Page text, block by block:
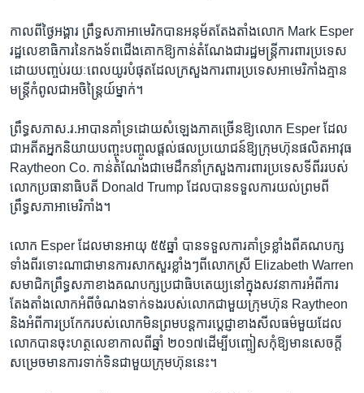
​កាល​ពី​ថ្ងៃ​អង្គារ​ ព្រឹទ្ធសភា​អាមេរិកបានអនុម័ត​តែងតាំង​លោក Mark Esper
រដ្ឋលេខាធិការ​នៃ​កង​ទ័ព​ជើង​គោកឱ្យកាន់តំណែង​ជា​រដ្ឋមន្ត្រី​ការពារ​ប្រទេស​
ដោយ​បញ្ចប់រយៈពេល​យូរ​បំផុត​ដែលក្រសួងការពារ​ប្រទេស​អាមេរិកាំង​គ្មាន
មន្ត្រីកំពូល​ជា​អចិន្ត្រៃយ៍​ម្នាក់។​
ព្រឹទ្ធសភា​ស.រ.អា​បានគាំទ្រ​ដោយ​សំឡេង​ភាគ​ច្រើន​ឱ្យលោក Esper ដែល​
ជា​អតីតអ្នកនិយាយបញ្ចុះបញ្ចូល​ផ្តល់​ផល​ប្រយោជន៍ឱ្យក្រុម​ហ៊ុនផលិតអាវុធ
Raytheon Co. កាន់តំណែង​ជា​មេដឹកនាំ​ក្រសួង​ការពារ​ប្រទេស​ទី​ពីររបស់
លោក​ប្រធានាធិបតី​ Donald Trump ដែល​បានទទួលការ​យល់ព្រម​ពី​
ព្រឹទ្ធសភាអាមេរិកាំង។
លោក Esper ដែលមានអាយុ ៥៥ឆ្នាំ​ បានទទួល​ការគាំទ្រ​ខ្លាំងពីគណបក្ស​
ទាំង​ពីរ​ទោះ​ណា​ជាមាន​ការ​សាកសួរខ្លាំងៗ​ពី​លោកស្រី​ Elizabeth Warren
សមាជិក​ព្រឹទ្ធសភា​ខាងគណបក្សប្រជាធិបតេយ្យ​នៅក្នុង​សវនាការ​អំពី​ការ​
តែងតាំង​លោក​អំពី​ចំណង​ទាក់ទង​របស់លោកជាមួយក្រុម​ហ៊ុន Raytheon
និង​អំពីការ​ប្រកែក​របស់លោក​មិនព្រម​បន្ត​ការ​ប្តេជ្ញា​ខាង​សីលធម៌​មួយ​ដែល
លោកបានចុះហត្ថលេខា​កាលពី​ឆ្នាំ ២០១៧​ដើម្បីបញ្ចៀស​កុំ​ឱ្យមាន​សេចក្តី​
សម្រេចមានការ​ទាក់ទិន​ជាមួយ​ក្រុមហ៊ុននេះ។